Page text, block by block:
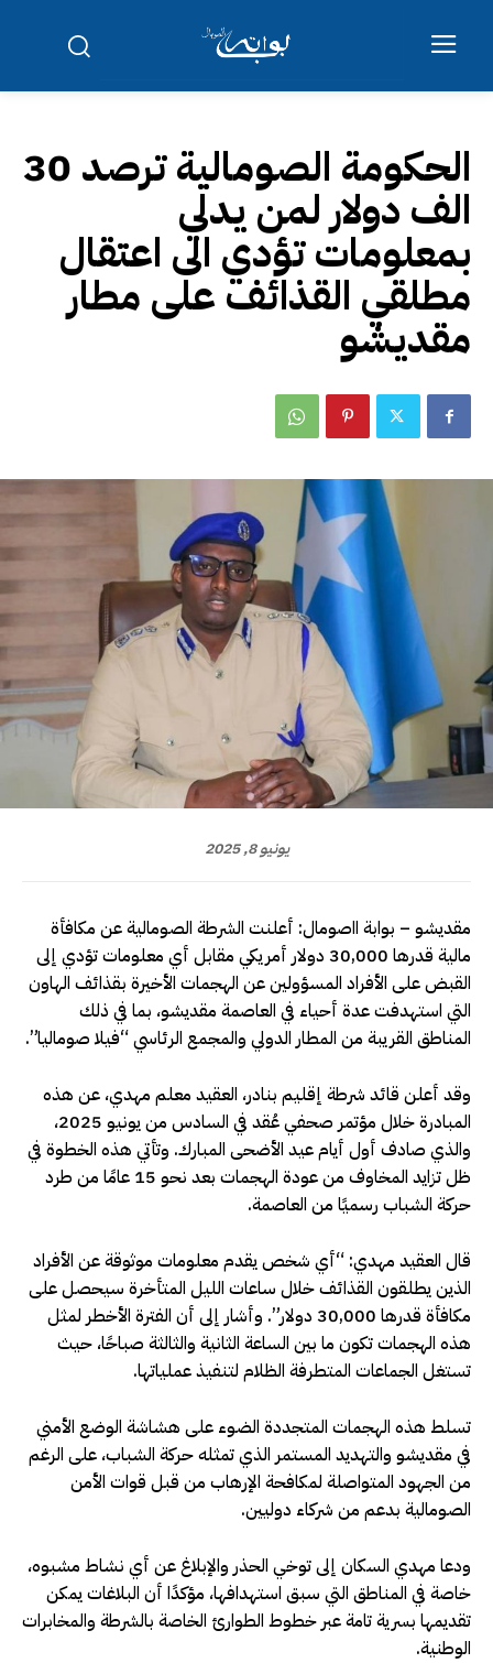
الحكومة الصومالية ترصد 30
الف دولار لمن يدلي
بمعلومات تؤدي الى اعتقال
مطلقي القذائف على مطار
مقديشو
يونيو 8, 2025
مقديشو – بوابة ااصومال: أعلنت الشرطة الصومالية عن مكافأة
مالية قدرها 30,000 دولار أمريكي مقابل أي معلومات تؤدي إلى
القبض على الأفراد المسؤولين عن الهجمات الأخيرة بقذائف الهاون
التي استهدفت عدة أحياء في العاصمة مقديشو، بما في ذلك
المناطق القريبة من المطار الدولي والمجمع الرئاسي “فيلا صوماليا”.
وقد أعلن قائد شرطة إقليم بنادر، العقيد معلم مهدي، عن هذه
المبادرة خلال مؤتمر صحفي عُقد في السادس من يونيو 2025،
والذي صادف أول أيام عيد الأضحى المبارك. وتأتي هذه الخطوة في
ظل تزايد المخاوف من عودة الهجمات بعد نحو 15 عامًا من طرد
حركة الشباب رسميًا من العاصمة.
قال العقيد مهدي: “أي شخص يقدم معلومات موثوقة عن الأفراد
الذين يطلقون القذائف خلال ساعات الليل المتأخرة سيحصل على
مكافأة قدرها 30,000 دولار”. وأشار إلى أن الفترة الأخطر لمثل
هذه الهجمات تكون ما بين الساعة الثانية والثالثة صباحًا، حيث
تستغل الجماعات المتطرفة الظلام لتنفيذ عملياتها.
تسلط هذه الهجمات المتجددة الضوء على هشاشة الوضع الأمني
في مقديشو والتهديد المستمر الذي تمثله حركة الشباب، على الرغم
من الجهود المتواصلة لمكافحة الإرهاب من قبل قوات الأمن
الصومالية بدعم من شركاء دوليين.
ودعا مهدي السكان إلى توخي الحذر والإبلاغ عن أي نشاط مشبوه،
خاصة في المناطق التي سبق استهدافها، مؤكدًا أن البلاغات يمكن
تقديمها بسرية تامة عبر خطوط الطوارئ الخاصة بالشرطة والمخابرات
الوطنية.